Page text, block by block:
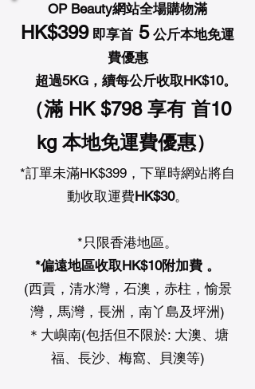
OP Beauty網站全場購物滿
HK$399即享首 5公斤本地免運
費優惠
超過5KG，續每公斤收取HK$10。
（滿 HK $798 享有 首10
kg 本地免運費優惠）
*訂單未滿HK$399，下單時網站將自
動收取運費HK$30。
*只限香港地區。
*偏遠地區收取HK$10附加費 。
(西貢，清水灣，石澳，赤柱，愉景
灣，馬灣，長洲，南丫島及坪洲)
＊大嶼南(包括但不限於: 大澳、塘
福、長沙、梅窩、貝澳等)